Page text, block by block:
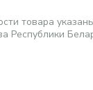
товара
Республики